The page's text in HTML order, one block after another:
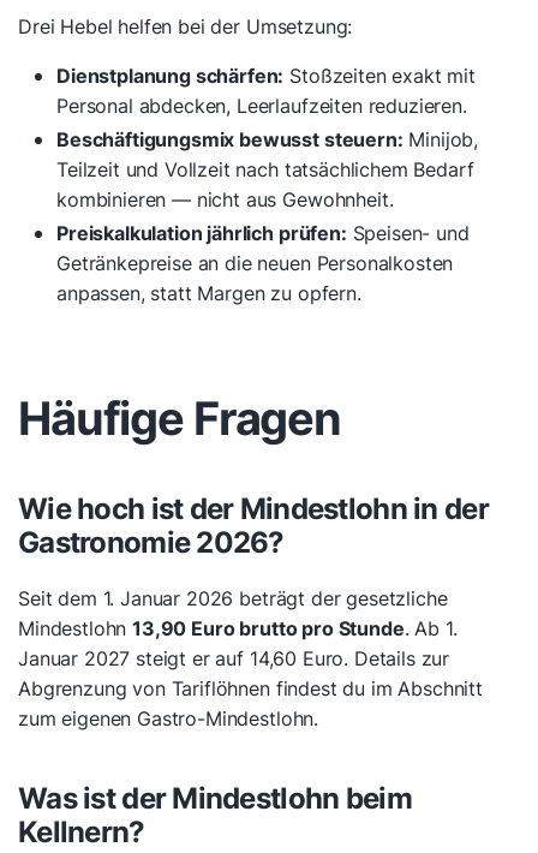
Drei Hebel helfen bei der Umsetzung:
Dienstplanung schärfen: Stoßzeiten exakt mit
Personal abdecken, Leerlaufzeiten reduzieren.
Beschäftigungsmix bewusst steuern: Minijob,
Teilzeit und Vollzeit nach tatsächlichem Bedarf
kombinieren — nicht aus Gewohnheit.
Preiskalkulation jährlich prüfen: Speisen- und
Getränkepreise an die neuen Personalkosten
anpassen, statt Margen zu opfern.
Häufige Fragen
Wie hoch ist der Mindestlohn in der
Gastronomie 2026?
Seit dem 1. Januar 2026 beträgt der gesetzliche
Mindestlohn13,90 Euro brutto pro Stunde. Ab 1.
Januar 2027 steigt er auf 14,60 Euro. Details zur
Abgrenzung von Tariflöhnen findest du im Abschnitt
zum eigenen Gastro-Mindestlohn.
Was ist der Mindestlohn beim
Kellnern?